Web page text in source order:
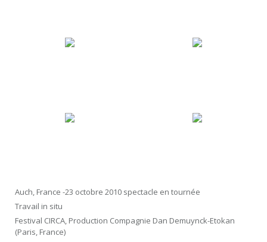
Auch, France -23 octobre 2010 spectacle en tournée
Travail in situ
Festival CIRCA, Production Compagnie Dan Demuynck-Etokan
(Paris, France)